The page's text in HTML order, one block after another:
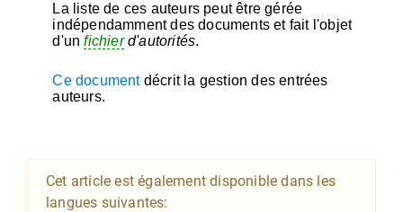
La liste de ces auteurs peut être gérée
indépendamment des documents et fait l'objet
d'unfichierd'autorités.
Ce documentdécrit la gestion des entrées
auteurs.
Cet article est également disponible dans les
langues suivantes: